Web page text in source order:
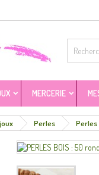
MERCERIE
Perles Perles